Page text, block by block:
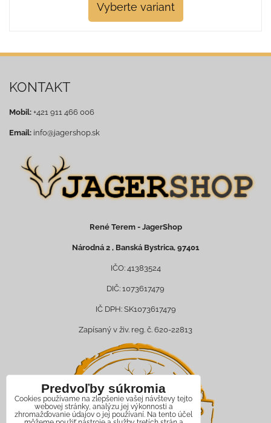
Vyberte variant
KONTAKT
Mobil: +421 911 466 006
Email: info@jagershop.sk
René Terem - JagerShop
Národná 2 , Banská Bystrica, 97401
IČO: 41383524
DIČ: 1073617479
IČ DPH: SK1073617479
Zapísaný v živ. reg. č. 620-22813
Predvoľby súkromia
Cookies používame na zlepšenie vašej návštevy tejto
webovej stránky, analýzu jej výkonnosti a
zhromažďovanie údajov o jej používaní. Na tento účel